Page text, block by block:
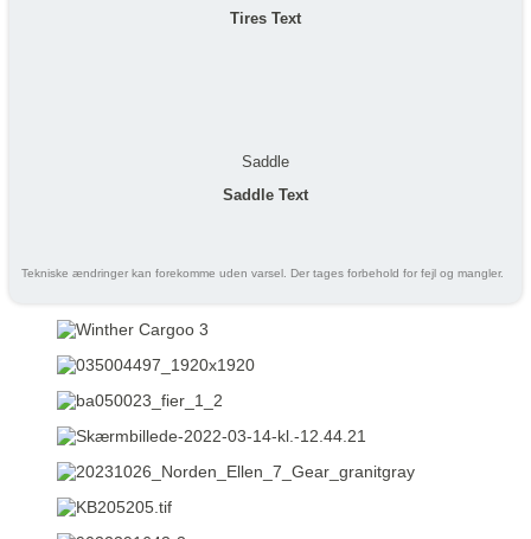
Tires Text
Saddle
Saddle Text
Tekniske ændringer kan forekomme uden varsel. Der tages forbehold for fejl og mangler.